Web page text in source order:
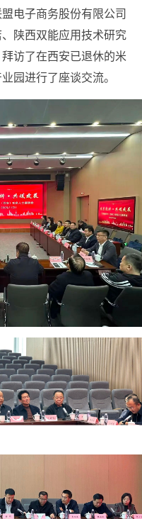
电子商务股份有限公司
陕西双能应用技术研究
访了在西安已退休的米
园进行了座谈交流。